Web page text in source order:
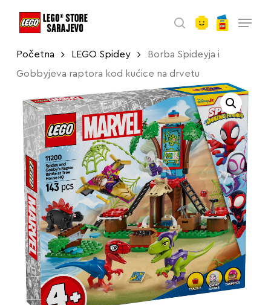
search
Početna LEGO Spidey Borba Spideyja i
Gobbyjeva raptora kod kućice na drvetu